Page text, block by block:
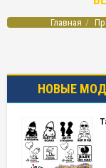
Главная
НОВЫЕ